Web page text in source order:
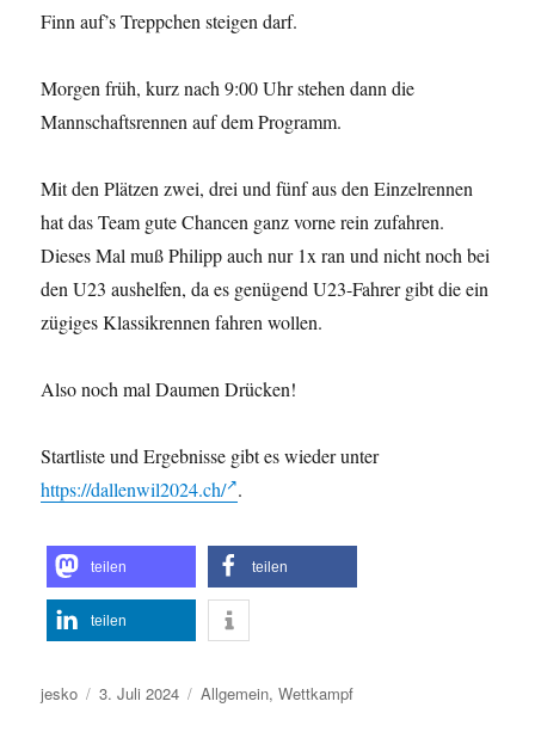
Finn auf’s Treppchen steigen darf.
Morgen früh, kurz nach 9:00 Uhr stehen dann die
Mannschaftsrennen auf dem Programm.
Mit den Plätzen zwei, drei und fünf aus den Einzelrennen
hat das Team gute Chancen ganz vorne rein zufahren.
Dieses Mal muß Philipp auch nur 1x ran und nicht noch bei
den U23 aushelfen, da es genügend U23-Fahrer gibt die ein
zügiges Klassikrennen fahren wollen.
Also noch mal Daumen Drücken!
Startliste und Ergebnisse gibt es wieder unter
https://dallenwil2024.ch/ .
teilen teilen
teilen
Autor
jesko
Veröffentlicht
3. Juli 2024 Kategorien
Allgemein,Wettkampf